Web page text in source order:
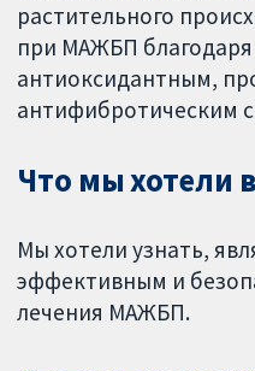
растительного
при МАЖБП
антиоксидантным,
антифибротическим
Что мы хотели
Мы хотели узнать,
эффективным и
лечения МАЖБП.